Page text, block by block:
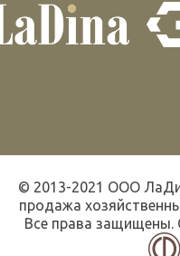
© 2013-2021 ООО
продажа
Все права защищены.